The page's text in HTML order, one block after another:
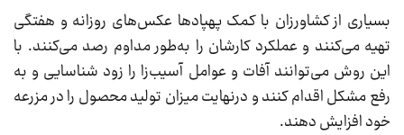
بسیاری از کشاورزان با کمک پهپادها عکس‌های روزانه و هفتگی
تهیه می‌کنند و عملکرد کارشان را به‌طور مداوم رصد می‌کنند. با
این روش می‌توانند آفات و عوامل آسیب‌زا را زود شناسایی و به
رفع مشکل اقدام کنند و درنهایت میزان تولید محصول را در مزرعه
خود افزایش دهند.